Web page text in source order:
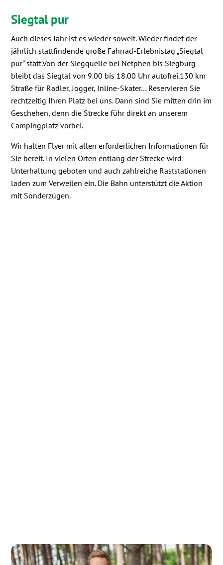
Siegtal pur
Auch dieses Jahr ist es wieder soweit. Wieder findet der
jährlich stattfindende große Fahrrad-Erlebnistag „Siegtal
pur“ statt.Von der Siegquelle bei Netphen bis Siegburg
bleibt das Siegtal von 9.00 bis 18.00 Uhr autofrei.130 km
Straße für Radler, Jogger, Inline-Skater… Reservieren Sie
rechtzeitig Ihren Platz bei uns. Dann sind Sie mitten drin im
Geschehen, denn die Strecke führ direkt an unserem
Campingplatz vorbei.
Wir halten Flyer mit allen erforderlichen Informationen für
Sie bereit. In vielen Orten entlang der Strecke wird
Unterhaltung geboten und auch zahlreiche Raststationen
laden zum Verweilen ein. Die Bahn unterstützt die Aktion
mit Sonderzügen.